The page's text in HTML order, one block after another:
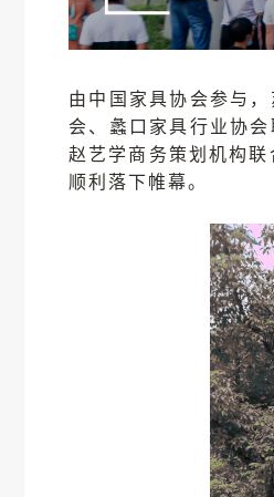
由中国家具协会参与
会、蠡口家具行业协
赵艺学商务策划机构
顺利落下帷幕。